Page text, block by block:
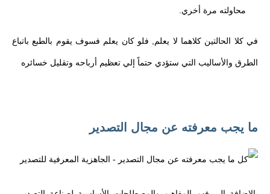
محاولته مرة أخري.
في كلا الحالتين كلاهما لا يعلم, فلو كان يعلم فسوف يقوم بالطبع باتباع
الطرق والأساليب التي ستؤدي حتماً إلي تعظيم أرباحه وتقليل خسائره
ما يجب معرفته عن مجال التصدير